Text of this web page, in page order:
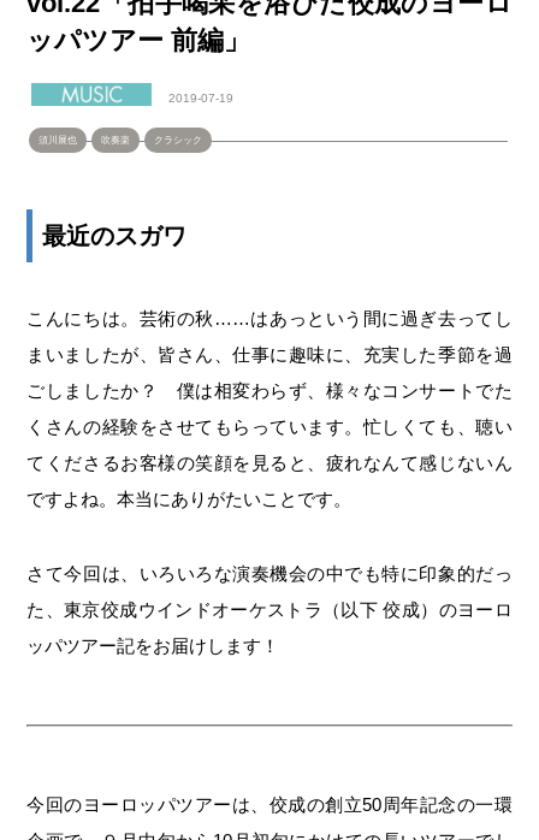
ッパツアー 前編」
2019-07-19
須川展也 吹奏楽 クラシック
最近のスガワ
こんにちは。芸術の秋……はあっという間に過ぎ去ってし
まいましたが、皆さん、仕事に趣味に、充実した季節を過
ごしましたか？ 僕は相変わらず、様々なコンサートでた
くさんの経験をさせてもらっています。忙しくても、聴い
てくださるお客様の笑顔を見ると、疲れなんて感じないん
ですよね。本当にありがたいことです。
さて今回は、いろいろな演奏機会の中でも特に印象的だっ
た、東京佼成ウインドオーケストラ（以下 佼成）のヨーロ
ッパツアー記をお届けします！
今回のヨーロッパツアーは、佼成の創立50周年記念の一環